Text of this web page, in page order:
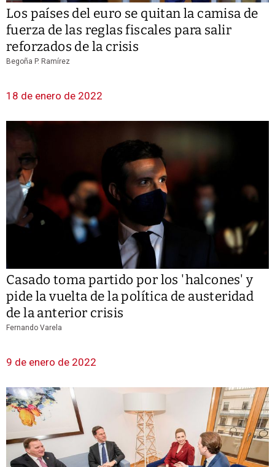
Los países del euro se quitan la camisa de
fuerza de las reglas fiscales para salir
reforzados de la crisis
Begoña P. Ramírez
18 de enero de 2022
Casado toma partido por los 'halcones' y
pide la vuelta de la política de austeridad
de la anterior crisis
Fernando Varela
9 de enero de 2022